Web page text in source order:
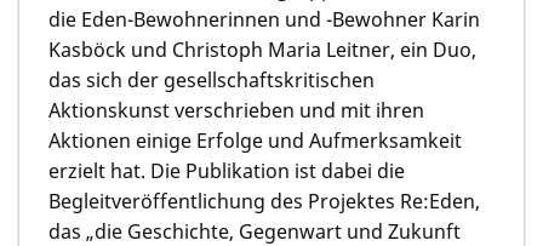
die Eden-Bewohnerinnen und -Bewohner Karin
Kasböck und Christoph Maria Leitner, ein Duo,
das sich der gesellschaftskritischen
Aktionskunst verschrieben und mit ihren
Aktionen einige Erfolge und Aufmerksamkeit
erzielt hat. Die Publikation ist dabei die
Begleitveröffentlichung des Projektes Re:Eden,
das „die Geschichte, Gegenwart und Zukunft